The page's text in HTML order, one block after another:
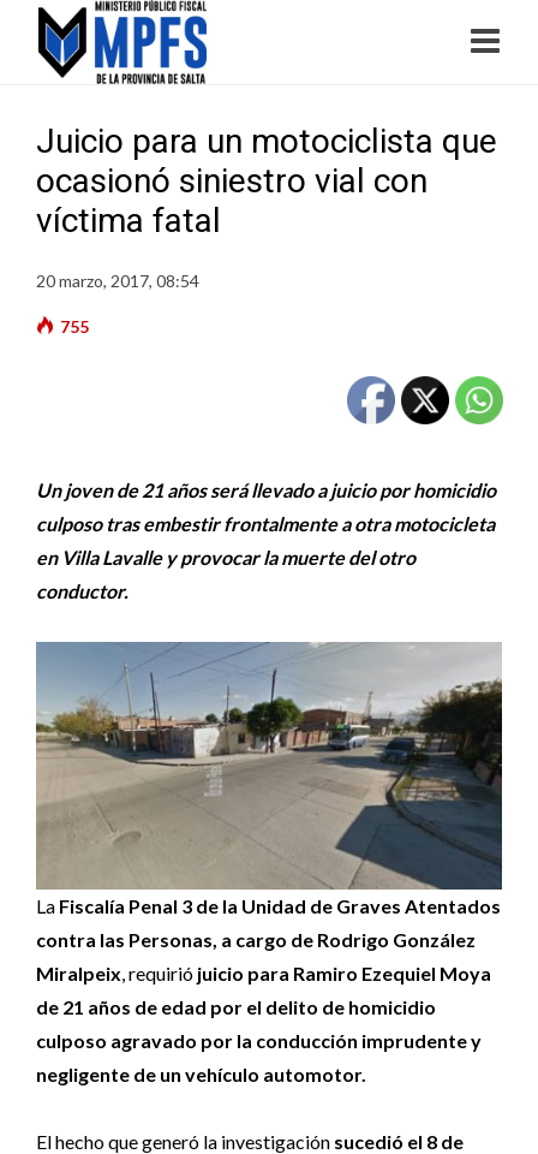
Juicio para un motociclista que
ocasionó siniestro vial con
víctima fatal
20 marzo, 2017, 08:54
755
Un joven de 21 años será llevado a juicio por homicidio
culposo tras embestir frontalmente a otra motocicleta
en Villa Lavalle y provocar la muerte del otro
conductor.
La Fiscalía Penal 3 de la Unidad de Graves Atentados
contra las Personas, a cargo de Rodrigo González
Miralpeix , requirió juicio para Ramiro Ezequiel Moya
de 21 años de edad por el delito de homicidio
culposo agravado por la conducción imprudente y
negligente de un vehículo automotor.
El hecho que generó la investigación sucedió el 8 de